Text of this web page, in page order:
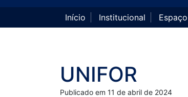
Início Institucional
UNIFOR
Publicado em 11 de abril de 2024